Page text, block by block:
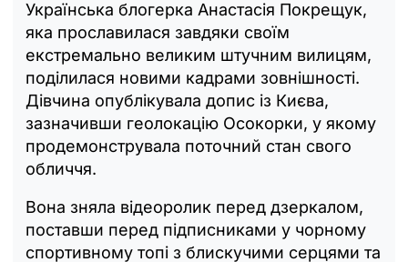
Українська блогерка Анастасія Покрещук,
яка прославилася завдяки своїм
екстремально великим штучним вилицям,
поділилася новими кадрами зовнішності.
Дівчина опублікувала допис із Києва,
зазначивши геолокацію Осокорки, у якому
продемонструвала поточний стан свого
обличчя.
Вона зняла відеоролик перед дзеркалом,
поставши перед підписниками у чорному
спортивному топі з блискучими серцями та